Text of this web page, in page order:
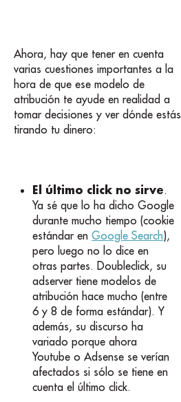
Ahora, hay que tener en cuenta
varias cuestiones importantes a la
hora de que ese modelo de
atribución te ayude en realidad a
tomar decisiones y ver dónde estás
tirando tu dinero:
El último click no sirve.
Ya sé que lo ha dicho Google
durante mucho tiempo (cookie
estándar enGoogle Search),
pero luego no lo dice en
otras partes. Doubleclick, su
adserver tiene modelos de
atribución hace mucho (entre
6 y 8 de forma estándar). Y
además, su discurso ha
variado porque ahora
Youtube o Adsense se verían
afectados si sólo se tiene en
cuenta el último click.